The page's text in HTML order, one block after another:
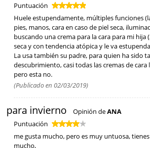
Puntuación
Huele estupendamente, múltiples funciones
pies, manos, cara en caso de piel seca,
buscando una crema para la cara para mi hija
seca y con tendencia atópica y le va
La usa también su padre, para quien ha sido
descubrimiento, casi todas las cremas de
pero esta no.
(Publicado en 02/03/2019)
para invierno Opinión deANA
Puntuación
me gusta mucho, pero es muy untuosa,
mucho,